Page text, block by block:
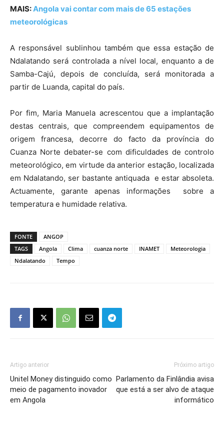
MAIS:Angola vai contar com mais de 65 estações
meteorológicas
A responsável sublinhou também que essa estação de
Ndalatando será controlada a nível local, enquanto a de
Samba-Cajú, depois de concluída, será monitorada a
partir de Luanda, capital do país.
Por fim, Maria Manuela acrescentou que a implantação
destas centrais, que compreendem equipamentos de
origem francesa, decorre do facto da província do
Cuanza Norte debater-se com dificuldades de controlo
meteorológico, em virtude da anterior estação, localizada
em Ndalatando, ser bastante antiquada e estar absoleta.
Actuamente, garante apenas informações sobre a
temperatura e humidade relativa.
FONTE
ANGOP
TAGS
Angola Clima cuanza norte INAMET
Meteorologia
Ndalatando
Tempo
Artigo anterior
Unitel Money distinguido como
meio de pagamento inovador
em Angola
Próximo artigo
Parlamento da Finlândia avisa
que está a ser alvo de ataque
informático